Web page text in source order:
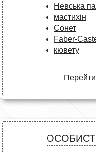
Невська
мастихін
Сонет
Faber-
кювету
Перейти